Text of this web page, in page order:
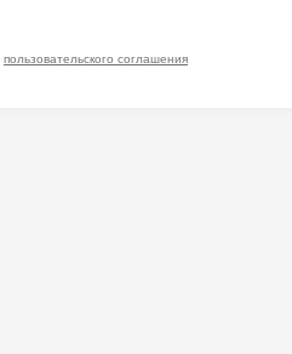
пользовательского соглашения